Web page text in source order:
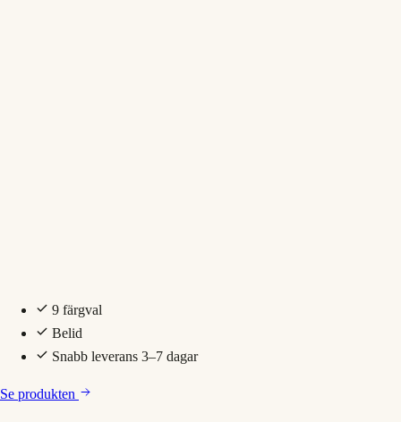
9 färgval
Belid
Snabb leverans 3–7 dagar
Se produkten